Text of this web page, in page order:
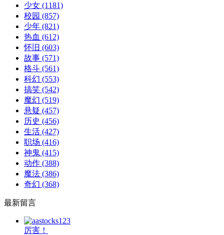
少女 (1181)
校园 (857)
少年 (821)
热血 (612)
怀旧 (603)
故事 (571)
格斗 (561)
科幻 (553)
搞笑 (542)
魔幻 (519)
悬疑 (457)
历史 (456)
生活 (427)
职场 (416)
神鬼 (415)
动作 (388)
魔法 (386)
奇幻 (368)
最新留言
厉害！